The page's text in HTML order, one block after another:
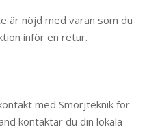
är nöjd med varan som du
inför en retur.
med Smörjteknik för
kontaktar du din lokala